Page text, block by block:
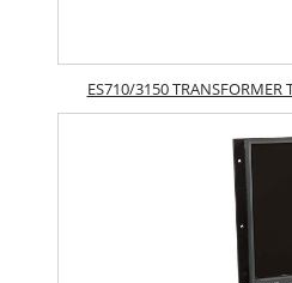
ES710/3150 TRANSFORMER